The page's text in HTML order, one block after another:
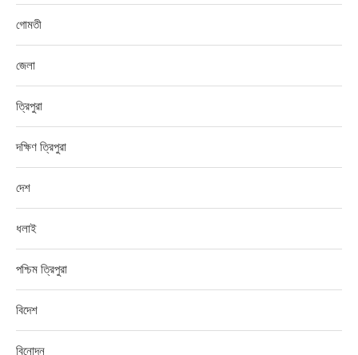
গোমতী
জেলা
ত্রিপুরা
দক্ষিণ ত্রিপুরা
দেশ
ধলাই
পশ্চিম ত্রিপুরা
বিদেশ
বিনোদন